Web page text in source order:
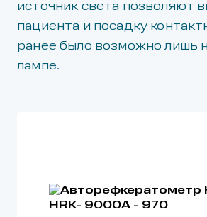
источник света позволяют
пациента и посадку
ранее было возможно лишь
лампе.